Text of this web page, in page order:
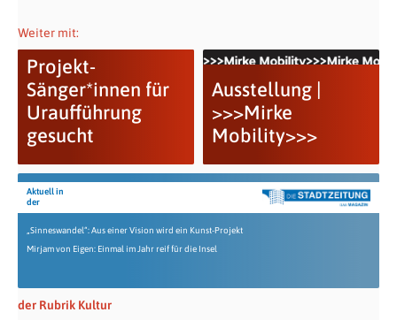
Weiter mit:
Projekt-
Sänger*innen für
Uraufführung
gesucht
Ausstellung |
>>>Mirke
Mobility>>>
Aktuell in
der
„Sinneswandel“: Aus einer Vision wird ein Kunst-Projekt
Mirjam von Eigen: Einmal im Jahr reif für die Insel
der Rubrik Kultur